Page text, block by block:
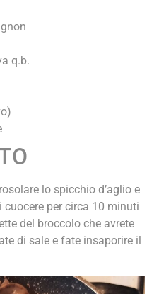
q.b.
lo spicchio d’aglio e
per circa 10 minuti
del broccolo che avrete
di sale e fate insaporire il